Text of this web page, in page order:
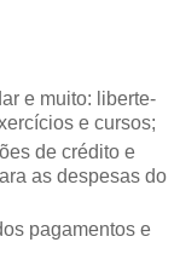
e muito: liberte-
e cursos;
de crédito e
as despesas do
pagamentos e